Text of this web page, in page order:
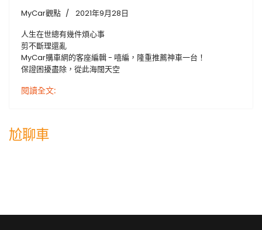
MyCar觀點
2021年9月28日
人生在世總有幾件煩心事
剪不斷理還亂
MyCar購車網的客座編輯 - 嘻編，隆重推薦神車一台！
保證困擾盡除，從此海闊天空
閱讀全文:
尬聊車